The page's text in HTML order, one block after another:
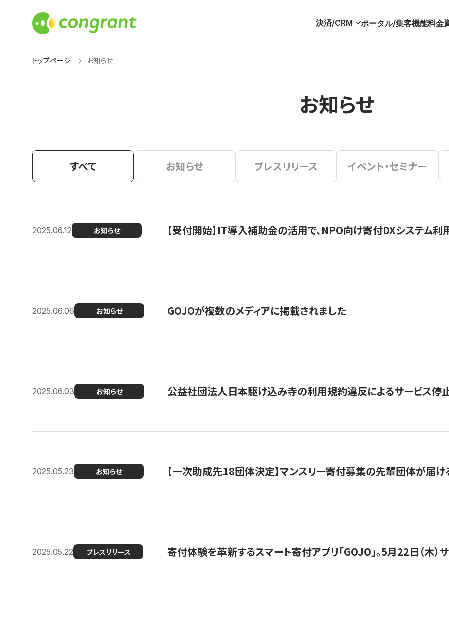
決済/CRM ポータル/集客機能料金
トップページ お知らせ
お知らせ
すべて お知らせ プレスリリース イベント・セミナー
2025.06.12 お知らせ 【受付開始】IT導入補助金の活用で、NPO向け寄付DXシステム
2025.06.06 お知らせ GOJOが複数のメディアに掲載されました
2025.06.03 お知らせ 公益社団法人日本駆け込み寺の利用規約違反によるサービス停
2025.05.23 お知らせ 【一次助成先18団体決定】マンスリー寄付募集の先輩団体が届
2025.05.22 プレスリリース 寄付体験を革新するスマート寄付アプリ「GOJO」。5月22日（木）